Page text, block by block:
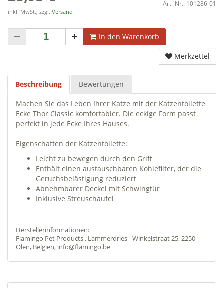
inkl. MwSt., zzgl. Versand
Art.-Nr.: 101286-01
In den Warenkorb
Merkzettel
Beschreibung Bewertungen
Machen Sie das Leben Ihrer Katze mit der Katzentoilette
Ecke Thor Classic komfortabler. Die eckige Form passt
perfekt in jede Ecke Ihres Hauses.
Eigenschaften der Katzentoilette:
Leicht zu bewegen durch den Griff
Enthält einen austauschbaren Kohlefilter, der die
Geruchsbelästigung reduziert
Abnehmbarer Deckel mit Schwingtür
Inklusive Streuschaufel
Herstellerinformationen:
Flamingo Pet Products , Lammerdries - Winkelstraat 25, 2250
Olen, Belgien, info@flamingo.be